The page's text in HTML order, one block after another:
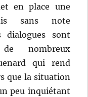
en place une
sans note
dialogues sont
nombreux
qui rend
que la situation
peu inquiétant